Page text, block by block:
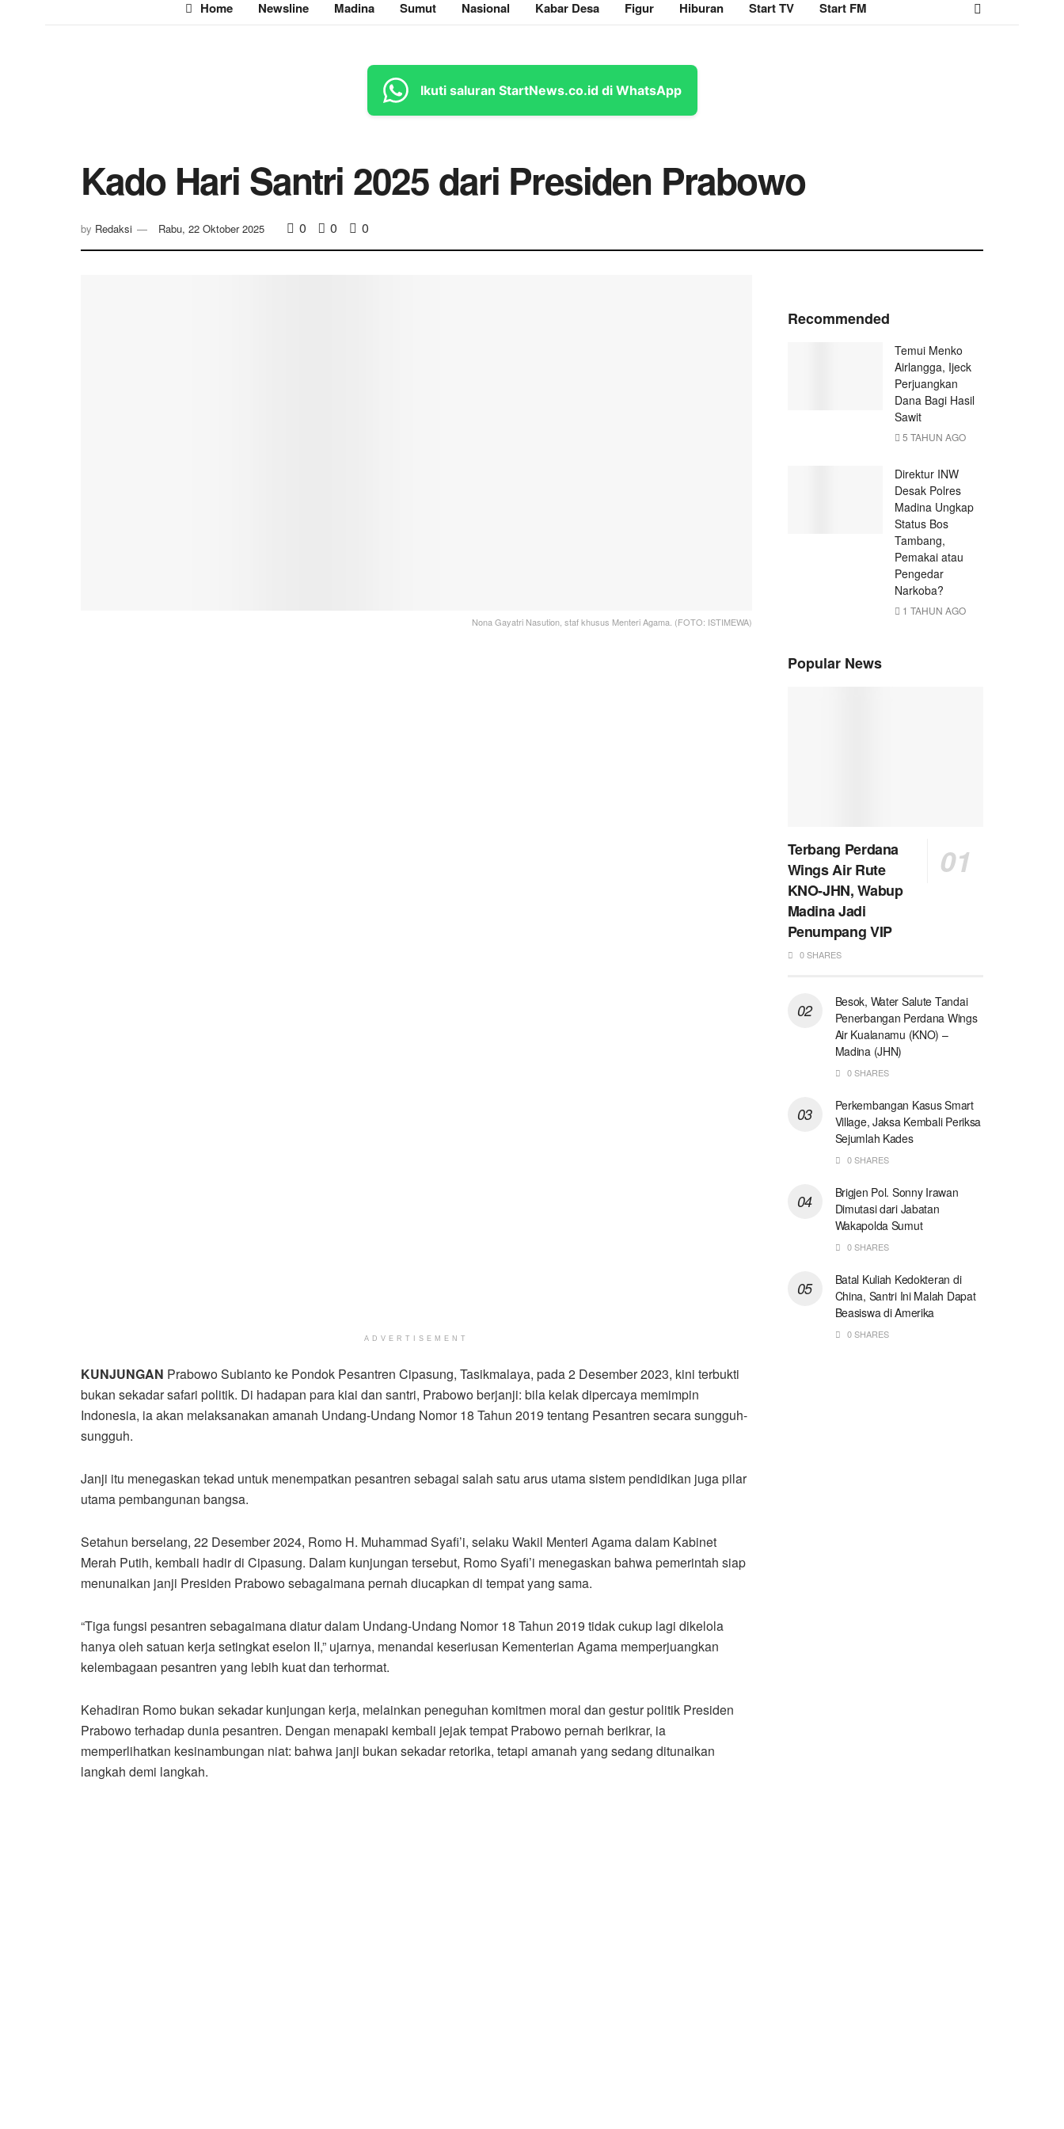
Home Newsline Madina Sumut Nasional Kabar Desa Figur Hiburan Start TV Start FM
Ikuti saluran StartNews.co.id di WhatsApp
Kado Hari Santri 2025 dari Presiden Prabowo
by Redaksi Rabu, 22 Oktober 2025 0 0 0
Nona Gayatri Nasution, staf khusus Menteri Agama. (FOTO: ISTIMEWA)
ADVERTISEMENT
KUNJUNGAN Prabowo Subianto ke Pondok Pesantren Cipasung, Tasikmalaya, pada 2 Desember 2023, kini terbukti
bukan sekadar safari politik. Di hadapan para kiai dan santri, Prabowo berjanji: bila kelak dipercaya memimpin
Indonesia, ia akan melaksanakan amanah Undang-Undang Nomor 18 Tahun 2019 tentang Pesantren secara sungguh-
sungguh.
Janji itu menegaskan tekad untuk menempatkan pesantren sebagai salah satu arus utama sistem pendidikan juga pilar
utama pembangunan bangsa.
Setahun berselang, 22 Desember 2024, Romo H. Muhammad Syafi’i, selaku Wakil Menteri Agama dalam Kabinet
Merah Putih, kembali hadir di Cipasung. Dalam kunjungan tersebut, Romo Syafi’i menegaskan bahwa pemerintah siap
menunaikan janji Presiden Prabowo sebagaimana pernah diucapkan di tempat yang sama.
“Tiga fungsi pesantren sebagaimana diatur dalam Undang-Undang Nomor 18 Tahun 2019 tidak cukup lagi dikelola
hanya oleh satuan kerja setingkat eselon II,” ujarnya, menandai keseriusan Kementerian Agama memperjuangkan
kelembagaan pesantren yang lebih kuat dan terhormat.
Kehadiran Romo bukan sekadar kunjungan kerja, melainkan peneguhan komitmen moral dan gestur politik Presiden
Prabowo terhadap dunia pesantren. Dengan menapaki kembali jejak tempat Prabowo pernah berikrar, ia
memperlihatkan kesinambungan niat: bahwa janji bukan sekadar retorika, tetapi amanah yang sedang ditunaikan
langkah demi langkah.
Recommended
Temui Menko
Airlangga, Ijeck
Perjuangkan
Dana Bagi Hasil
Sawit
5 TAHUN AGO
Direktur INW
Desak Polres
Madina Ungkap
Status Bos
Tambang,
Pemakai atau
Pengedar
Narkoba?
1 TAHUN AGO
Popular News
Terbang Perdana
Wings Air Rute
KNO-JHN, Wabup
Madina Jadi
Penumpang VIP
0 SHARES
Besok, Water Salute Tandai
Penerbangan Perdana Wings
Air Kualanamu (KNO) –
Madina (JHN)
0 SHARES
Perkembangan Kasus Smart
Village, Jaksa Kembali Periksa
Sejumlah Kades
0 SHARES
Brigjen Pol. Sonny Irawan
Dimutasi dari Jabatan
Wakapolda Sumut
0 SHARES
Batal Kuliah Kedokteran di
China, Santri Ini Malah Dapat
Beasiswa di Amerika
0 SHARES